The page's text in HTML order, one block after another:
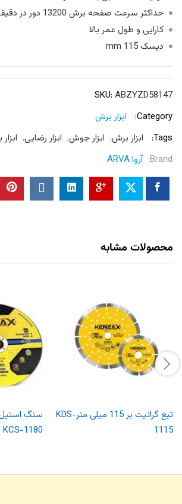
حداکثر سرعت صفحه برش 13200 دور در دقیقه
کارایی و طول عمر بالا
دیسک 115 mm
SKU: ABZYZD58147
Category:
ابزار برش
Tags:
ابزار برش, ابزار جوش, ابزار رضایی,
Brand: آروا ARVA
محصولات مشابه
تیغ گرانیت بر 115 میلی مترKDS-
1115
KCS-1180